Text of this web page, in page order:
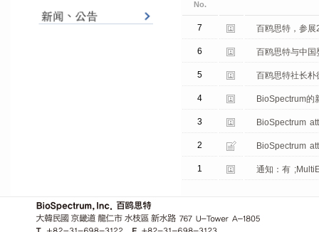
No.
7 百鸥思特，参
6 百鸥思特与中国
5 百鸥思特社长朴
4 BioSpectrum的
3 BioSpectrum
2 BioSpectrum
1 通知：有